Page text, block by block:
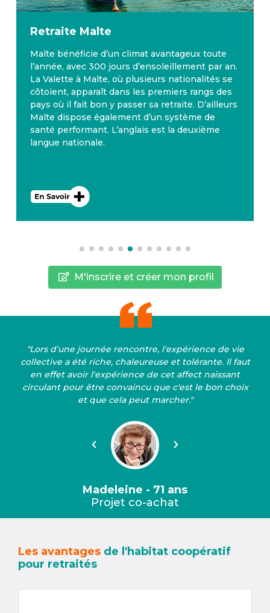
Retraite Malte
Malte bénéficie d’un climat avantageux toute
l’année, avec 300 jours d’ensoleillement par an.
La Valette à Malte, où plusieurs nationalités se
côtoient, apparaît dans les premiers rangs des
pays où il fait bon y passer sa retraite. D’ailleurs
Malte dispose également d’un système de
santé performant. L’anglais est la deuxième
langue nationale.
M'inscrire et créer mon profil
"Lors d'une journée rencontre, l'expérience de vie
collective a été riche, chaleureuse et tolérante. Il faut
en effet avoir l'expérience de cet affect naissant
circulant pour être convaincu que c'est le bon choix
et que cela peut marcher."
Précédent Suivant
Madeleine - 71 ans
Projet co-achat
Les avantages de l'habitat coopératif
pour retraités